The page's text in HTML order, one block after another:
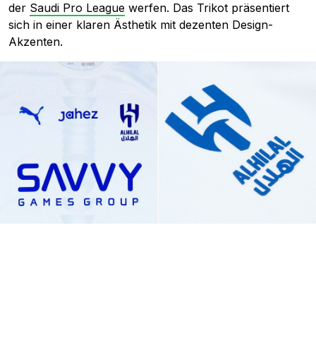
der Saudi Pro League werfen. Das Trikot präsentiert
sich in einer klaren Ästhetik mit dezenten Design-
Akzenten.